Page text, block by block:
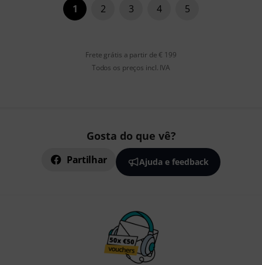
1 2 3 4 5
Frete grátis a partir de € 199
Todos os preços incl. IVA
Gosta do que vê?
Partilhar Ajuda e feedback